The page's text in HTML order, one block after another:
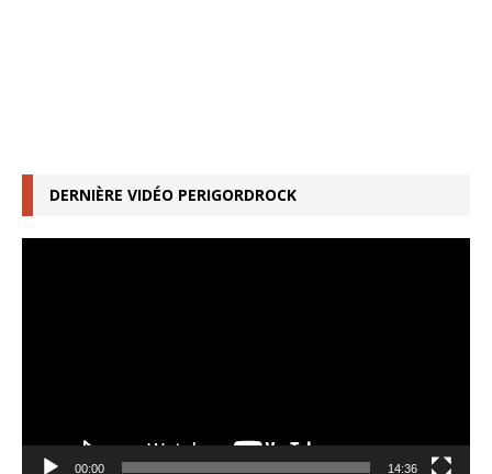
DERNIÈRE VIDÉO PERIGORDROCK
00:00 14:36